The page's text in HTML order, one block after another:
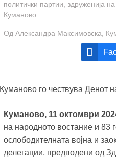
политички партии, здруженија
Куманово.
Од Александра Максимовска,
Куманово, 11 октомври
на народното востание и 83
ослободителната војна и
делегации, предводени од